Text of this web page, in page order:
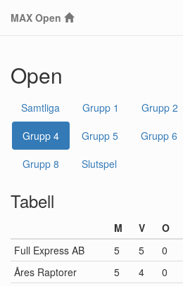
MAX Open
Open
Samtliga Grupp 1 Grupp 2
Grupp 4
Grupp 5 Grupp 6
Grupp 8
Slutspel
Tabell
M V O
Full Express AB
5 5 0
Åres Raptorer
5 4 0